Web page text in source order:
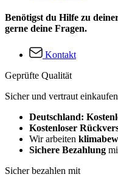
Benötigst du Hilfe zu
gerne deine Fragen.
Kontakt
Geprüfte Qualität
Sicher und vertraut einkaufen
Deutschland:
Kostenloser
Wir arbeiten
Sichere Bezahlung
Sicher bezahlen mit